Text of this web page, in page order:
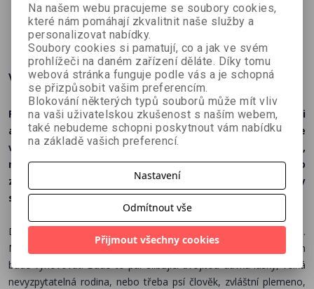
244 Kč 325 Kč 244 Kč 325 Kč 228 Kč
Více o knize
Přemýšleli jste někdy, co si o vás myslí vaše kočka? Jak si
adoptovat člověka je ilustrovaný zábavný průvodce
vyprávěný z pohledu kočky. Co by měla každá kočka vědět,
než se rozhodne stát se opatrovatelkou některého
z toulavých lidí? To v knize popisuje autorka Bexy McFly
s pomocí kocoura Percyho.
Dejme tomu, že jste kočka, a rozhodnete se osvojit si člověka.
Musíte si umět vybrat toho správného, jehož životní styl vám
bude vyhovovat. Bude to pár slibující dvojitou dávku lásky, velká
nevyzpytatelná rodina, nebo třeba psí člověk, zvláštní plemeno,
Na našem webu pracujeme se soubory cookies,
které nám pomáhají zkvalitnit naše služby a
personalizovat nabídky.
Soubory cookies si pamatují, co a jak ve svém
prohlížeči na daném zařízení děláte. Díky tomu
webová stránka funguje podle vás a je schopná
se přizpůsobit vašim preferencím.
Blokování některých typů souborů může mít vliv
na vaši uživatelskou zkušenost s naším webem,
také nebudeme schopni poskytnout vám nabídku
na základě vašich preferencí.
Nastavení
Odmítnout vše
Přijmout všechny cookies